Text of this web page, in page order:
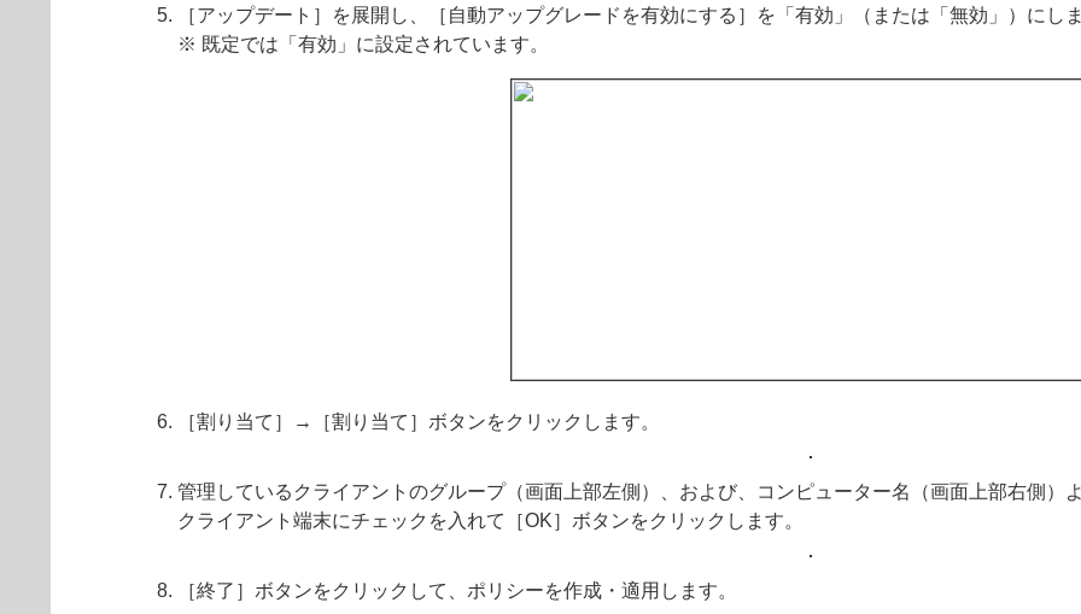
［アップデート］を展開し、［自動アップグレードを有効にする］を「有効」（または「無効」）にし
※ 既定では「有効」に設定されています。
［割り当て］→［割り当て］ボタンをクリックします。
管理しているクライアントのグループ（画面上部左側）、および、コンピューター名（画面上部右側）
クライアント端末にチェックを入れて［OK］ボタンをクリックします。
［終了］ボタンをクリックして、ポリシーを作成・適用します。